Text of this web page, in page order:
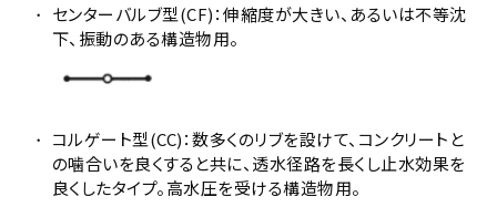
センターバルブ型(CF)：伸縮度が大きい、あるいは不等沈
下、振動のある構造物用。
コルゲート型(CC)：数多くのリブを設けて、コンクリートと
の噛合いを良くすると共に、透水径路を長くし止水効果を
良くしたタイプ。高水圧を受ける構造物用。